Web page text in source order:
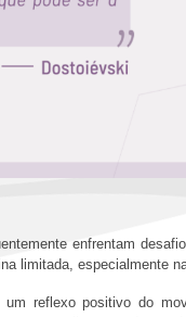
enfrentam
limitada, especialmente
reflexo positivo do